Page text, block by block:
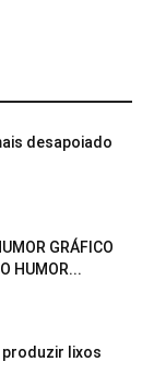
desapoiado
GRÁFICO
HUMOR...
produzir lixos